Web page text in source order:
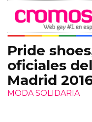
Pride
oficiales
Madrid
MODA SOLIDARIA